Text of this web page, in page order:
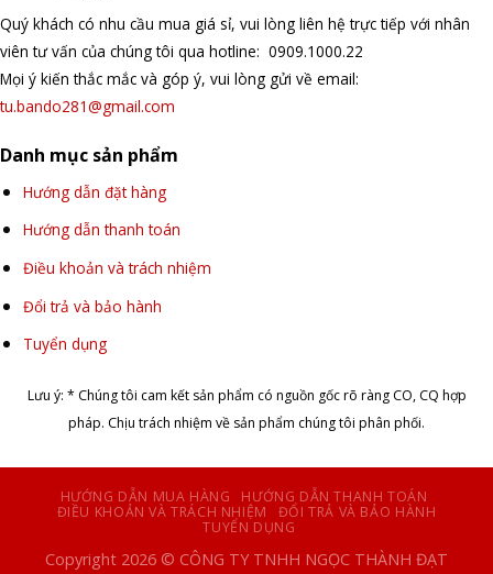
Quý khách có nhu cầu mua giá sỉ, vui lòng liên hệ trực tiếp với nhân
viên tư vấn của chúng tôi qua hotline: 0909.1000.22
Mọi ý kiến thắc mắc và góp ý, vui lòng gửi về email:
tu.bando281@gmail.com
Danh mục sản phẩm
Hướng dẫn đặt hàng
Hướng dẫn thanh toán
Điều khoản và trách nhiệm
Đổi trả và bảo hành
Tuyển dụng
Lưu ý: * Chúng tôi cam kết sản phẩm có nguồn gốc rõ ràng CO, CQ hợp
pháp. Chịu trách nhiệm về sản phẩm chúng tôi phân phối.
HƯỚNG DẪN MUA HÀNG
HƯỚNG DẪN THANH TOÁN
ĐIỀU KHOẢN VÀ TRÁCH NHIỆM
ĐỔI TRẢ VÀ BẢO HÀNH
TUYỂN DỤNG
Copyright 2026 © CÔNG TY TNHH NGỌC THÀNH ĐẠT